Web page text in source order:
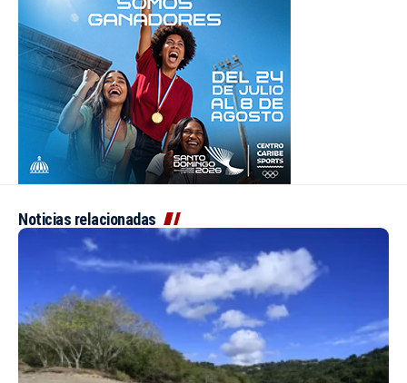
Noticias relacionadas